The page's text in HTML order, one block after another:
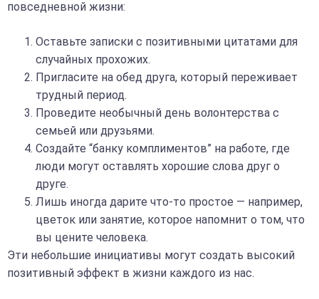
повседневной жизни:
Оставьте записки с позитивными цитатами для
случайных прохожих.
Пригласите на обед друга, который переживает
трудный период.
Проведите необычный день волонтерства с
семьей или друзьями.
Создайте “банку комплиментов” на работе, где
люди могут оставлять хорошие слова друг о
друге.
Лишь иногда дарите что-то простое — например,
цветок или занятие, которое напомнит о том, что
вы цените человека.
Эти небольшие инициативы могут создать высокий
позитивный эффект в жизни каждого из нас.